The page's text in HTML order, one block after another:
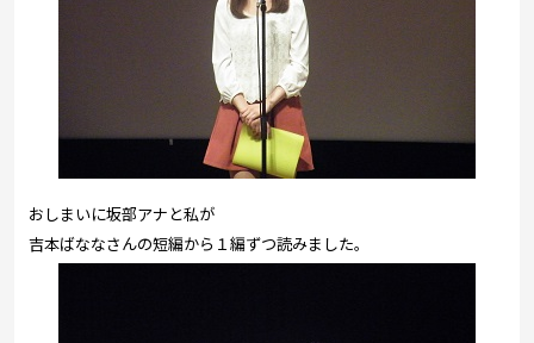
おしまいに坂部アナと私が
吉本ばななさんの短編から１編ずつ読みました。